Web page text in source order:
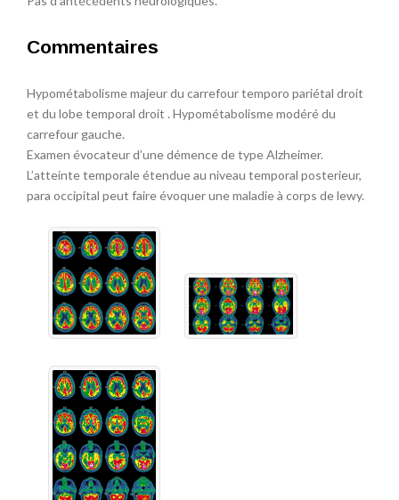
Commentaires
Hypométabolisme majeur du carrefour temporo pariétal droit
et du lobe temporal droit . Hypométabolisme modéré du
carrefour gauche.
Examen évocateur d’une démence de type Alzheimer.
L’atteinte temporale étendue au niveau temporal posterieur,
para occipital peut faire évoquer une maladie à corps de lewy.